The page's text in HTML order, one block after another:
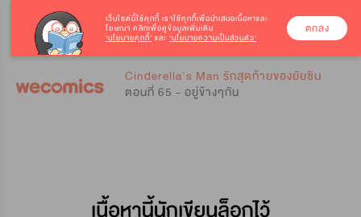
Cinderella's Man รักสุดท้ายของยัยซิน
ตอนที่ 65 - อยู่ข้างๆกัน
เว็บไซต์นี้ใช้คุกกี้ เราใช้คุกกี้เพื่อนำเสนอเนื้อหาและ
โฆษณา คลิกเพื่อดูข้อมูลเพิ่มเติม
‘นโยบายคุกกี้’ และ ‘นโยบายความเป็นส่วนตัว’
ตกลง